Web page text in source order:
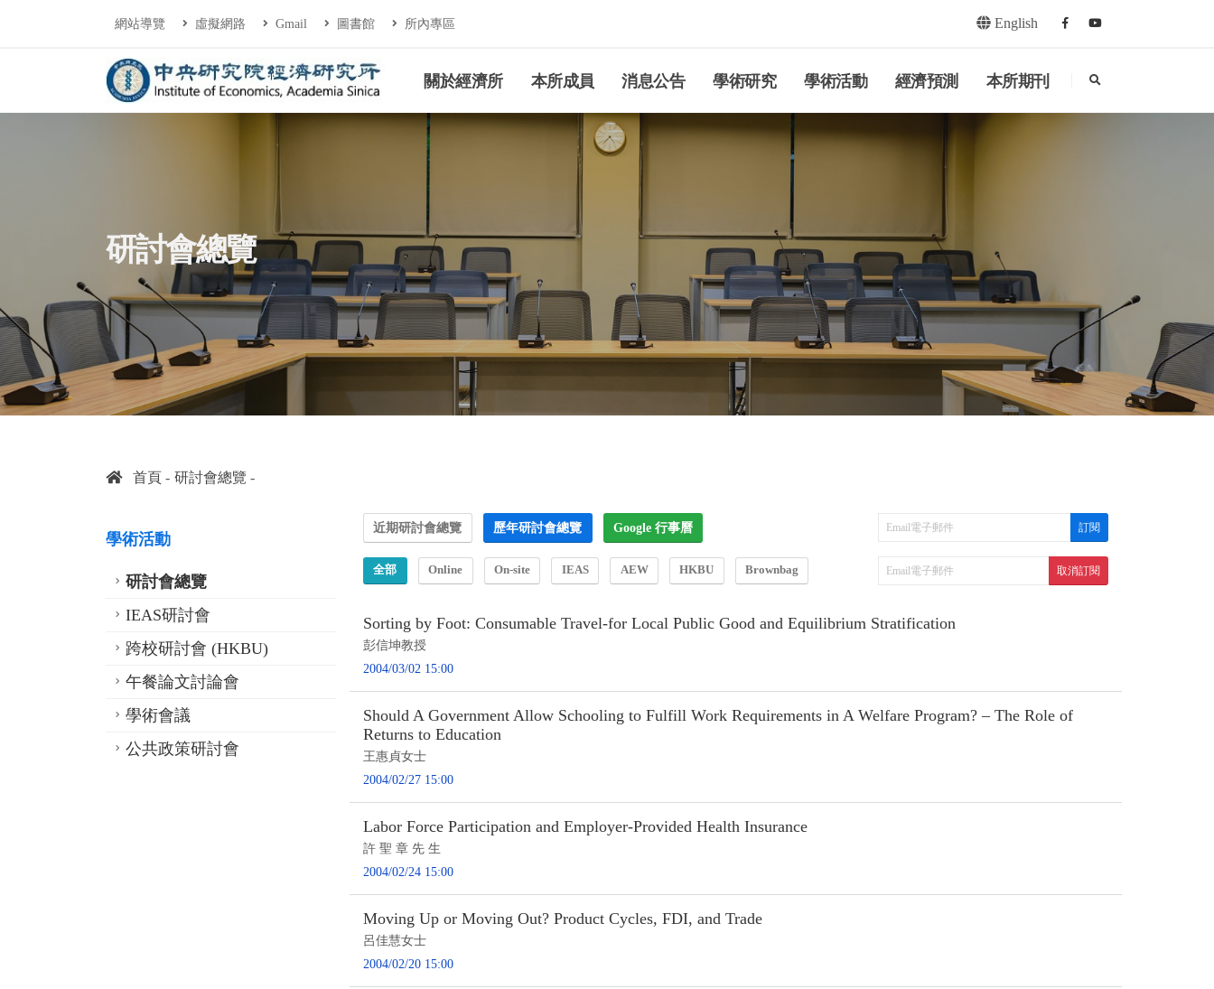
連往主要內容區塊
網站導覽 虛擬網路 Gmail 圖書館 所內專區 English Facebookyoutube
中央研究院經濟研究所關於經濟所 本所成員 消息公告 學術研究 學術活動 經濟預測 本所期刊 search
研討會總覽
首頁 研討會總覽
學術活動
研討會總覽
IEAS研討會
跨校研討會 (HKBU)
午餐論文討論會
學術會議
公共政策研討會
近期研討會總覽 歷年研討會總覽 Google 行事曆
全部 Online On-site IEAS AEW HKBU Brownbag
Sorting by Foot: Consumable Travel-for Local Public Good and Equilibrium Stratification
彭信坤教授
2004/03/02 15:00
Should A Government Allow Schooling to Fulfill Work Requirements in A Welfare Program? – The Role of
Returns to Education
王惠貞女士
2004/02/27 15:00
Labor Force Participation and Employer-Provided Health Insurance
許 聖 章 先 生
2004/02/24 15:00
Moving Up or Moving Out? Product Cycles, FDI, and Trade
呂佳慧女士
2004/02/20 15:00